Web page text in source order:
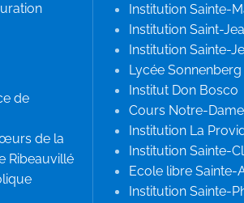
de
de la
Ribeauvillé
Institution Sainte-
Institution Saint-
Institution Sainte-
Lycée Sonnenberg
Institut Don Bosco
Cours Notre-
Institution La
Institution Sainte-
Ecole libre Sainte-
Institution Sainte-